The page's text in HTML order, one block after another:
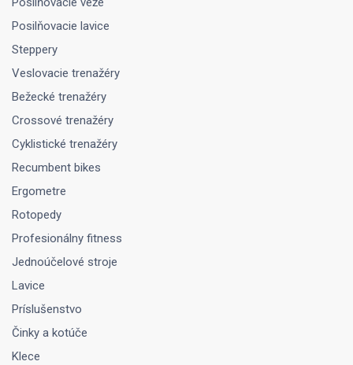
Posilňovacie lavice
Steppery
Veslovacie trenažéry
Bežecké trenažéry
Crossové trenažéry
Cyklistické trenažéry
Recumbent bikes
Ergometre
Rotopedy
Profesionálny fitness
Jednoúčelové stroje
Lavice
Príslušenstvo
Činky a kotúče
Klece